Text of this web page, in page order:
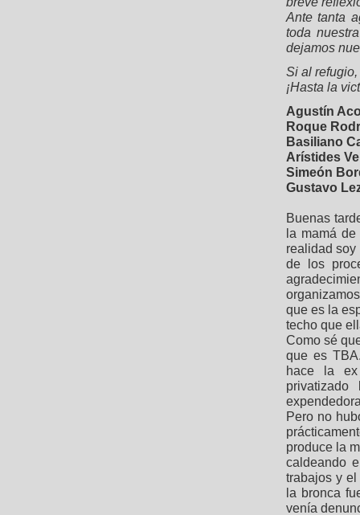
Ante tanta
toda
dejamos
Si al
¡Hasta la
Agustín
Roque
Basiliano
Arístides
Simeón
Gustavo
Buenas
la mamá
realidad
de los
que es la
techo que
Como sé
que es
hace la ex
Pero no
produce la
caldeando
trabajos y
la bronca
venía